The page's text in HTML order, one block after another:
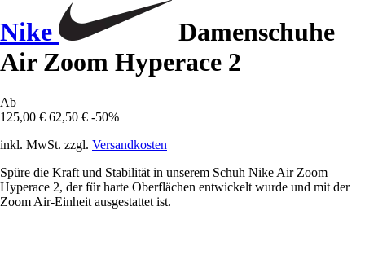
Nike
Damenschuhe
Air Zoom Hyperace 2
Ab
125,00 € 62,50 € -50%
inkl. MwSt. zzgl. Versandkosten
Spüre die Kraft und Stabilität in unserem Schuh Nike Air Zoom
Hyperace 2, der für harte Oberflächen entwickelt wurde und mit der
Zoom Air-Einheit ausgestattet ist.